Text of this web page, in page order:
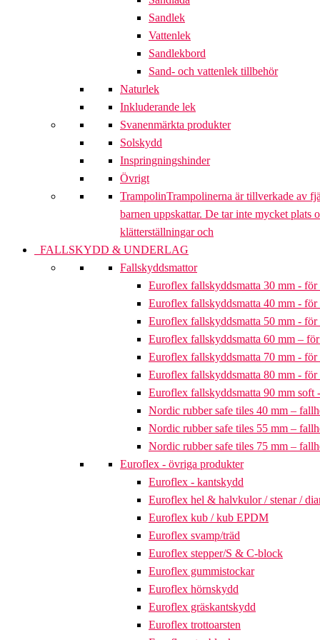
Sandlek
Vattenlek
Sandlekbord
Sand- och vattenlek tillbehör
Naturlek
Inkluderande lek
Svanenmärkta produkter
Solskydd
Inspringningshinder
Övrigt
TrampolinTrampolinerna är tillverkade av
barnen uppskattar. De tar inte mycket plats
klätterställningar och
FALLSKYDD & UNDERLAG
Fallskyddsmattor
Euroflex fallskyddsmatta 30 mm -
Euroflex fallskyddsmatta 40 mm -
Euroflex fallskyddsmatta 50 mm -
Euroflex fallskyddsmatta 60 mm –
Euroflex fallskyddsmatta 70 mm -
Euroflex fallskyddsmatta 80 mm -
Euroflex fallskyddsmatta 90 mm soft
Nordic rubber safe tiles 40 mm –
Nordic rubber safe tiles 55 mm –
Nordic rubber safe tiles 75 mm –
Euroflex - övriga produkter
Euroflex - kantskydd
Euroflex hel & halvkulor / stenar /
Euroflex kub / kub EPDM
Euroflex svamp/träd
Euroflex stepper/S & C-block
Euroflex gummistockar
Euroflex hörnskydd
Euroflex gräskantskydd
Euroflex trottoarsten